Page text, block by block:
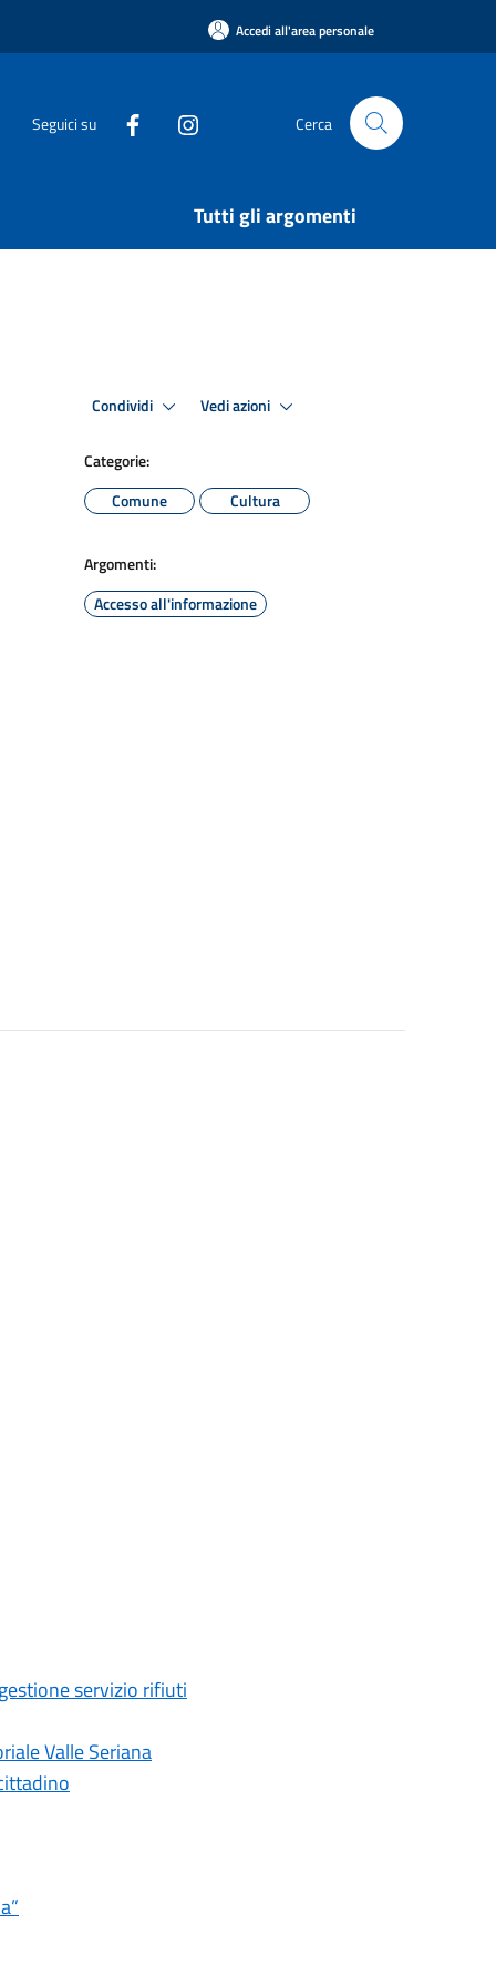
Accedi all'area personale
Seguici su Cerca
Tutti gli argomenti
Condividi Vedi azioni
Categorie:
Comune
Cultura
Argomenti:
Accesso all'informazione
servizio rifiuti
Valle Seriana